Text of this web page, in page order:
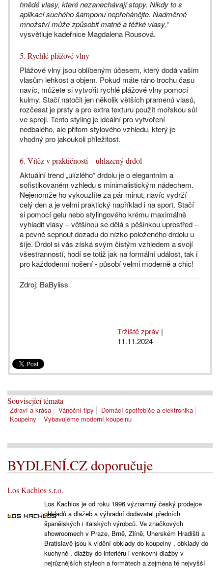
hnědé vlasy, které nezanechávají stopy. Nikdy to s
aplikací suchého šamponu nepřehánějte. Nadměrné
množství může způsobit matné a těžké vlasy,“
vysvětluje kadeřnice Magdalena Rousová.
5. Rychlé plážové vlny
Plážové vlny jsou oblíbeným účesem, který dodá vašim
vlasům lehkost a objem. Pokud máte ráno trochu času
navíc, můžete si vytvořit rychlé plážové vlny pomocí
kulmy. Stačí natočit jen několik větších pramenů vlasů,
rozčesat je prsty a pro extra texturu použít mořskou sůl
ve spreji. Tento styling je ideální pro vytvoření
nedbalého, ale přitom stylového vzhledu, který je
vhodný pro jakoukoli příležitost.
6. Vítěz v praktičnosti – uhlazený drdol
Aktuální trend „ulízlého“ drdolu je o elegantním a
sofistikovaném vzhledu s minimalistickým nádechem.
Nejenomže ho vykouzlíte za pár minut, navíc vydrží
celý den a je velmi praktický například i na sport. Stačí
si pomocí gelu nebo stylingového krému maximálně
vyhladit vlasy – většinou se dělá s pěšinkou uprostřed –
a pevně sepnout dozadu do nízko položeného drdolu u
šíje. Drdol si vás získá svým čistým vzhledem a svojí
všestranností, hodí se totiž jak na formální událost, tak i
pro každodenní nošení - působí velmi moderně a chic!
Zdroj: BaByliss
Tržiště zpráv |
11.11.2024
Související témata
Zdraví a krása Vánoční tipy
Domácí spotřebiče a elektronika
Koupelny
Vybavujeme moderní koupelnu
BYDLENÍ.CZ doporučuje
Los Kachlos s.r.o.
Los Kachlos je od roku 1996 významný český prodejce
obkladů a dlažeb a výhradní dodavatel předních
španělských i italských výrobců. Ve značkových
showroomech v Praze, Brně, Zlíně, Uherském Hradišti a
Bratislavě jsou k vidění obklady do koupelny , obklady do
kuchyně , dlažby do interiéru i venkovní dlažby v
nejrůznějších stylech a formátech a zejména té nejvyšší